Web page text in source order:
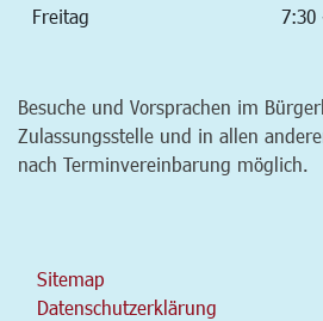
Freitag 7:30
Besuche und Vorsprachen im
Zulassungsstelle und in allen
nach Terminvereinbarung möglich.
Sitemap
Datenschutzerklärung